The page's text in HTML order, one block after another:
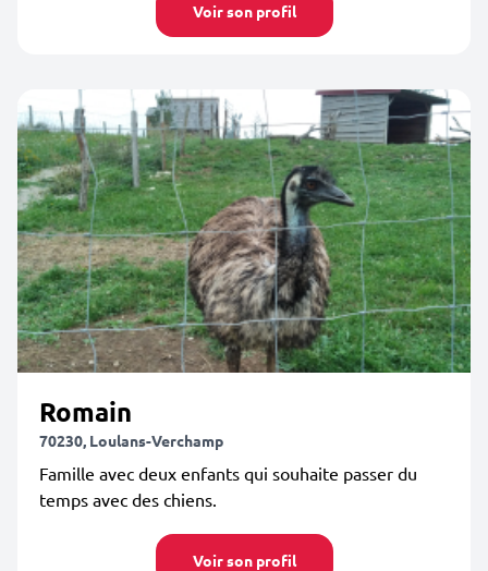
Voir son profil
Romain
70230, Loulans-Verchamp
Famille avec deux enfants qui souhaite passer du
temps avec des chiens.
Voir son profil